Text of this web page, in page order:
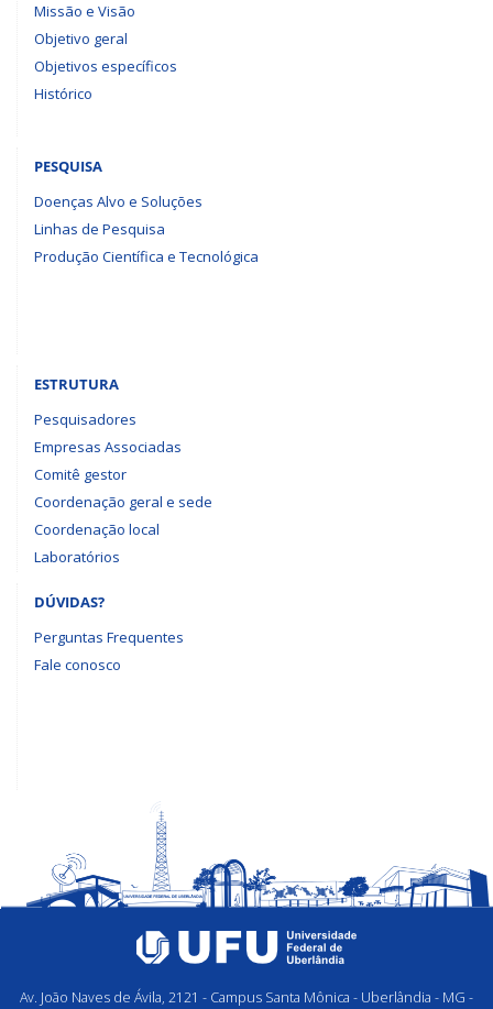
Missão e Visão
Objetivo geral
Objetivos específicos
Histórico
PESQUISA
Doenças Alvo e Soluções
Linhas de Pesquisa
Produção Científica e Tecnológica
ESTRUTURA
Pesquisadores
Empresas Associadas
Comitê gestor
Coordenação geral e sede
Coordenação local
Laboratórios
DÚVIDAS?
Perguntas Frequentes
Fale conosco
Av. João Naves de Ávila, 2121 - Campus Santa Mônica - Uberlândia - MG -